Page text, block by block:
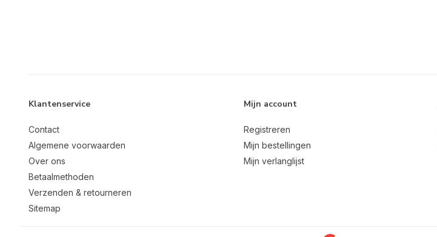
Klantenservice
Contact
Algemene voorwaarden
Over ons
Betaalmethoden
Verzenden & retourneren
Sitemap
Mijn account
Registreren
Mijn bestellingen
Mijn verlanglijst